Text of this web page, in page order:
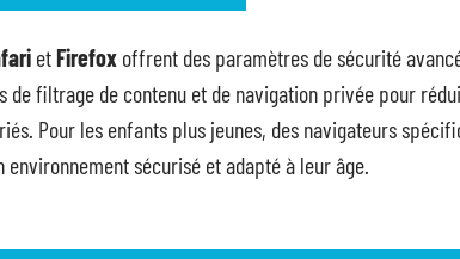
etFirefox offrent des paramètres de sécurité
de filtrage de contenu et de navigation privée pour
Pour les enfants plus jeunes, des navigateurs
sécurisé et adapté à leur âge.